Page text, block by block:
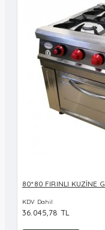
80*80 FIRINLI KUZİNE
KDV Dahil
36.045,78 TL